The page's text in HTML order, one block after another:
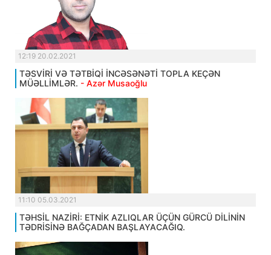
12:19 20.02.2021
TƏSVİRİ VƏ TƏTBİQİ İNCƏSƏNƏTİ TOPLA KEÇƏN
MÜƏLLİMLƏR. - Azər Musaoğlu
11:10 05.03.2021
TƏHSİL NAZİRİ: ETNİK AZLIQLAR ÜÇÜN GÜRCÜ DİLİNİN
TƏDRİSİNƏ BAĞÇADAN BAŞLAYACAĞIQ.